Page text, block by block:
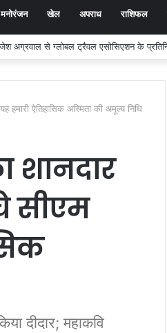
मनोरंजन खेल अपराध राशिफल
दस्तक, गांधीनगर के ‘ट्रैवल एंड टूरिज्म फेयर’ में
हमारी ऐतिहासिक अस्मिता की अमूल्य निधि
शानदार
सीएम
दीदार; महाकवि